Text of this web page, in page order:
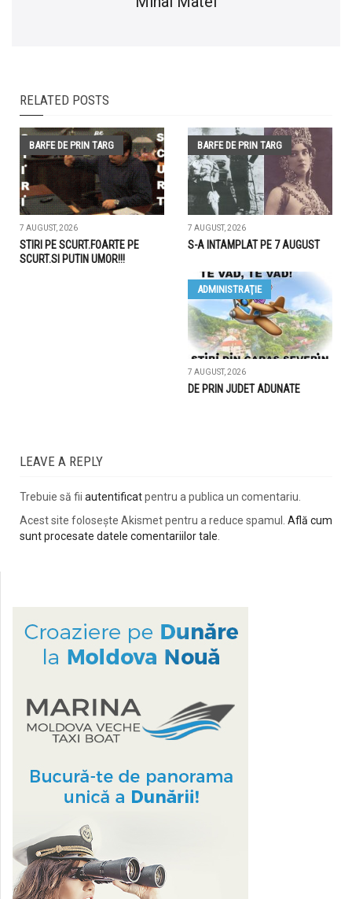
RELATED POSTS
BARFE DE PRIN TARG
7 AUGUST, 2026
STIRI PE SCURT.FOARTE PE
SCURT.SI PUTIN UMOR!!!
BARFE DE PRIN TARG
7 AUGUST, 2026
S-A INTAMPLAT PE 7 AUGUST
ADMINISTRAŢIE
7 AUGUST, 2026
DE PRIN JUDET ADUNATE
LEAVE A REPLY
Trebuie să fii autentificatpentru a publica un comentariu.
Acest site folosește Akismet pentru a reduce spamul. Află cum
sunt procesate datele comentariilor tale.